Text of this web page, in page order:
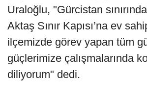
Uraloğlu, "Gürcistan
Aktaş Sınır Kapısı’na ev
ilçemizde görev yapan tüm
güçlerimize çalışmalarında
diliyorum" dedi.